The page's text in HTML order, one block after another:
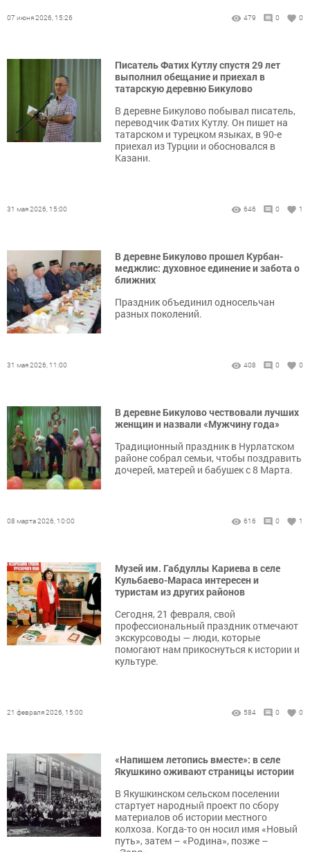
07 июня 2026, 15:26 479 0 0
Писатель Фатих Кутлу спустя 29 лет
выполнил обещание и приехал в
татарскую деревню Бикулово
В деревне Бикулово побывал писатель,
переводчик Фатих Кутлу. Он пишет на
татарском и турецком языках, в 90-е
приехал из Турции и обосновался в
Казани.
31 мая 2026, 15:00 646 0 1
В деревне Бикулово прошел Курбан-
меджлис: духовное единение и забота о
ближних
Праздник объединил односельчан
разных поколений.
31 мая 2026, 11:00 408 0 0
В деревне Бикулово чествовали лучших
женщин и назвали «Мужчину года»
Традиционный праздник в Нурлатском
районе собрал семьи, чтобы поздравить
дочерей, матерей и бабушек с 8 Марта.
08 марта 2026, 10:00 616 0 1
Музей им. Габдуллы Кариева в селе
Кульбаево-Мараса интересен и
туристам из других районов
Сегодня, 21 февраля, свой
профессиональный праздник отмечают
экскурсоводы — люди, которые
помогают нам прикоснуться к истории и
культуре.
21 февраля 2026, 15:00 584 0 0
«Напишем летопись вместе»: в селе
Якушкино оживают страницы истории
В Якушкинском сельском поселении
стартует народный проект по сбору
материалов об истории местного
колхоза. Когда-то он носил имя «Новый
путь», затем – «Родина», позже –